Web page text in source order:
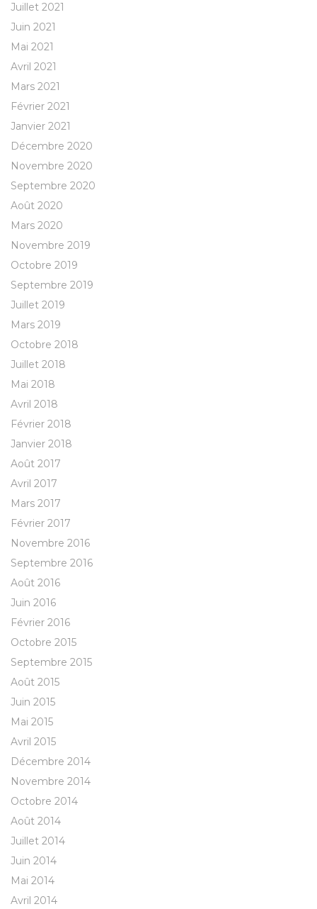
Juillet 2021
Juin 2021
Mai 2021
Avril 2021
Mars 2021
Février 2021
Janvier 2021
Décembre 2020
Novembre 2020
Septembre 2020
Août 2020
Mars 2020
Novembre 2019
Octobre 2019
Septembre 2019
Juillet 2019
Mars 2019
Octobre 2018
Juillet 2018
Mai 2018
Avril 2018
Février 2018
Janvier 2018
Août 2017
Avril 2017
Mars 2017
Février 2017
Novembre 2016
Septembre 2016
Août 2016
Juin 2016
Février 2016
Octobre 2015
Septembre 2015
Août 2015
Juin 2015
Mai 2015
Avril 2015
Décembre 2014
Novembre 2014
Octobre 2014
Août 2014
Juillet 2014
Juin 2014
Mai 2014
Avril 2014